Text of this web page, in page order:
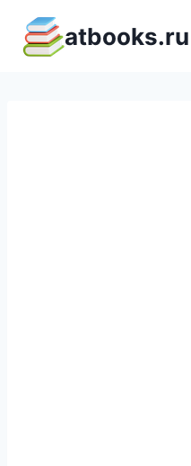
содержимому
atbooks.ru